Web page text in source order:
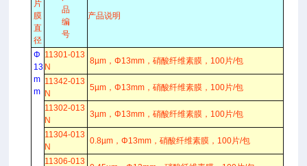
片
膜
直
径
品
编
号
产品说明
Φ
13
m
m
11301-013
N
8µm，Φ13mm，硝酸纤维素膜，100片/包
11342-013
N
5µm，Φ13mm，硝酸纤维素膜，100片/包
11302-013
N
3µm，Φ13mm，硝酸纤维素膜，100片/包
11304-013
N
0.8µm，Φ13mm，硝酸纤维素膜，100片/包
11306-013